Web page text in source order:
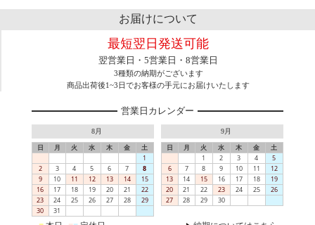
お届けについて
最短翌日発送可能
翌営業日・5営業日・8営業日
3種類の納期がございます
商品出荷後1~3日でお客様の手元にお届けいたします
営業日カレンダー
8月
日 月 火 水 木 金
土
1
2
3 4 5 6 7
8
9
10 11 12 13 14
15
16
17 18 19 20 21
22
23
24 25 26 27 28
29
30
31
9月
日 月 火 水 木 金
土
1
2 3 4
5
6
7 8 9 10 11
12
13
14 15 16 17 18
19
20
21 22 23 24 25
26
27
28 29 30